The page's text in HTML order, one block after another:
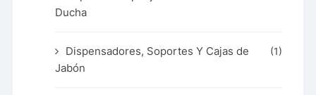
Ducha
Dispensadores, Soportes Y Cajas de
Jabón
(1)